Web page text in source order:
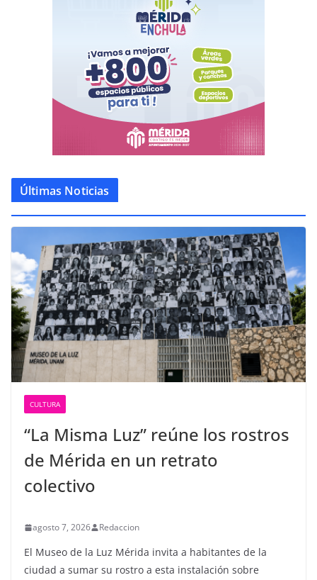
Últimas Noticias
CULTURA
“La Misma Luz” reúne los rostros
de Mérida en un retrato
colectivo
agosto 7, 2026 Redaccion
El Museo de la Luz Mérida invita a habitantes de la
ciudad a sumar su rostro a esta instalación sobre